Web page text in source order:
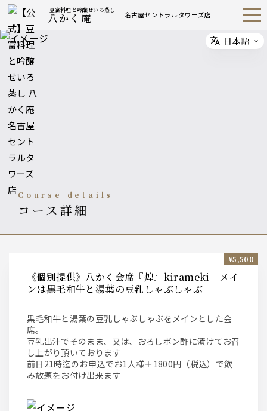
豆富料理と吟醸せいろ蒸し
八かく庵 名古屋セントラルタワーズ店 Open
Navig
course details
コース詳細
《個別提供》八かく会席『煌』kirameki メイ
ンは黒毛和牛と湯葉の豆乳しゃぶしゃぶ
黒毛和牛と湯葉の豆乳しゃぶしゃぶをメインとした会
席。
豆乳出汁でそのまま、又は、おろしポン酢に漬けてお召
し上がり頂いております
前日21時迄のお申込でお1人様＋1800円（税込）で飲
み放題をお付け出来ます
¥5,500
Select
日本語